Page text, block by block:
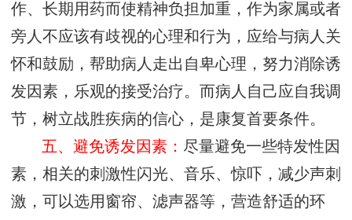
作、长期用药而使精神负担加重，作为家属或者
旁人不应该有歧视的心理和行为，应给与病人关
怀和鼓励，帮助病人走出自卑心理，努力消除诱
发因素，乐观的接受治疗。而病人自己应自我调
节，树立战胜疾病的信心，是康复首要条件。
五、避免诱发因素： 尽量避免一些特发性因
素，相关的刺激性闪光、音乐、惊吓，减少声刺
激，可以选用窗帘、滤声器等，营造舒适的环